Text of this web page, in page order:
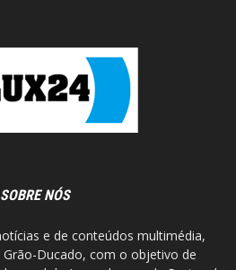
SOBRE NÓS
e de conteúdos multimédia,
Ducado, com o objetivo de